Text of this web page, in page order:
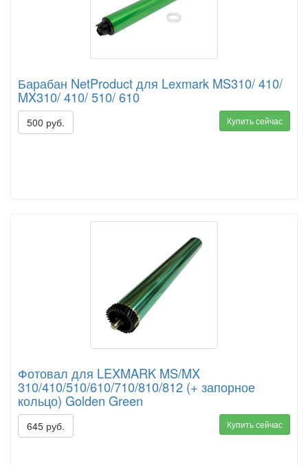
Барабан NetProduct для Lexmark MS310/ 410/
MX310/ 410/ 510/ 610
500 руб. Купить сейчас
Фотовал для LEXMARK MS/MX
310/410/510/610/710/810/812 (+ запорное
кольцо) Golden Green
645 руб. Купить сейчас